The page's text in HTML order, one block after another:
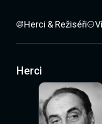
Herci & Režiséři
Herci